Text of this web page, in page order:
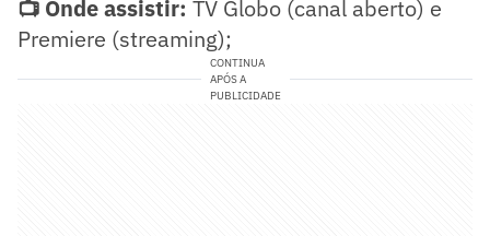
📺 Onde assistir: TV Globo (canal aberto) e
Premiere (streaming);
CONTINUA
APÓS A
PUBLICIDADE